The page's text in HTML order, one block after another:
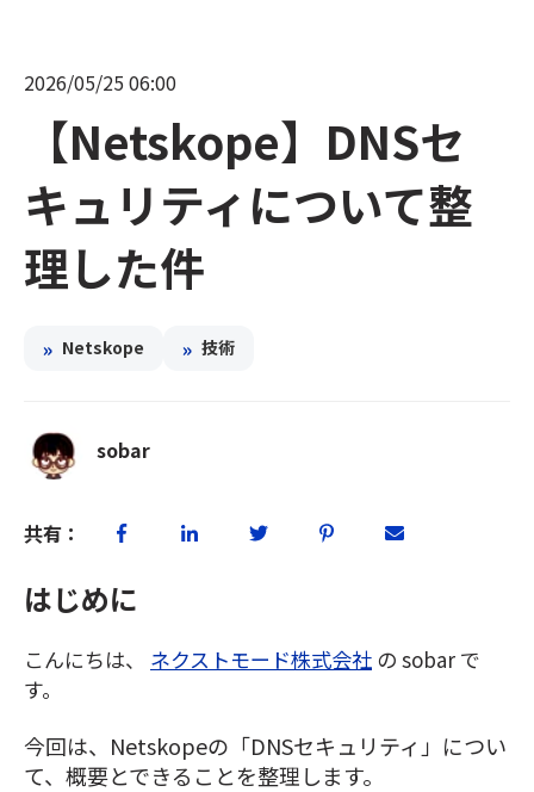
2026/05/25 06:00
【Netskope】DNSセ
キュリティについて整
理した件
» Netskope » 技術
sobar
共有：
はじめに
こんにちは、 ネクストモード株式会社 の sobar で
す。
今回は、Netskopeの「DNSセキュリティ」につい
て、概要とできることを整理します。